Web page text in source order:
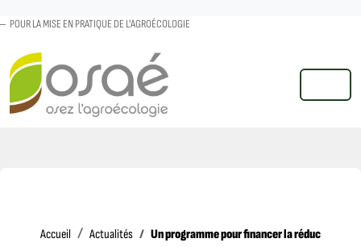
POUR LA MISE EN PRATIQUE DE L'AGROÉCOLOGIE
MENU
Accueil AccueilActualités Un programme pour financer la réduction